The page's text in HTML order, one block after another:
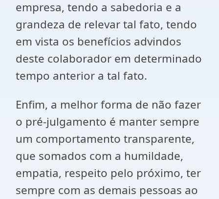
empresa, tendo a sabedoria e a
grandeza de relevar tal fato, tendo
em vista os benefícios advindos
deste colaborador em determinado
tempo anterior a tal fato.
Enfim, a melhor forma de não fazer
o pré-julgamento é manter sempre
um comportamento transparente,
que somados com a humildade,
empatia, respeito pelo próximo, ter
sempre com as demais pessoas ao